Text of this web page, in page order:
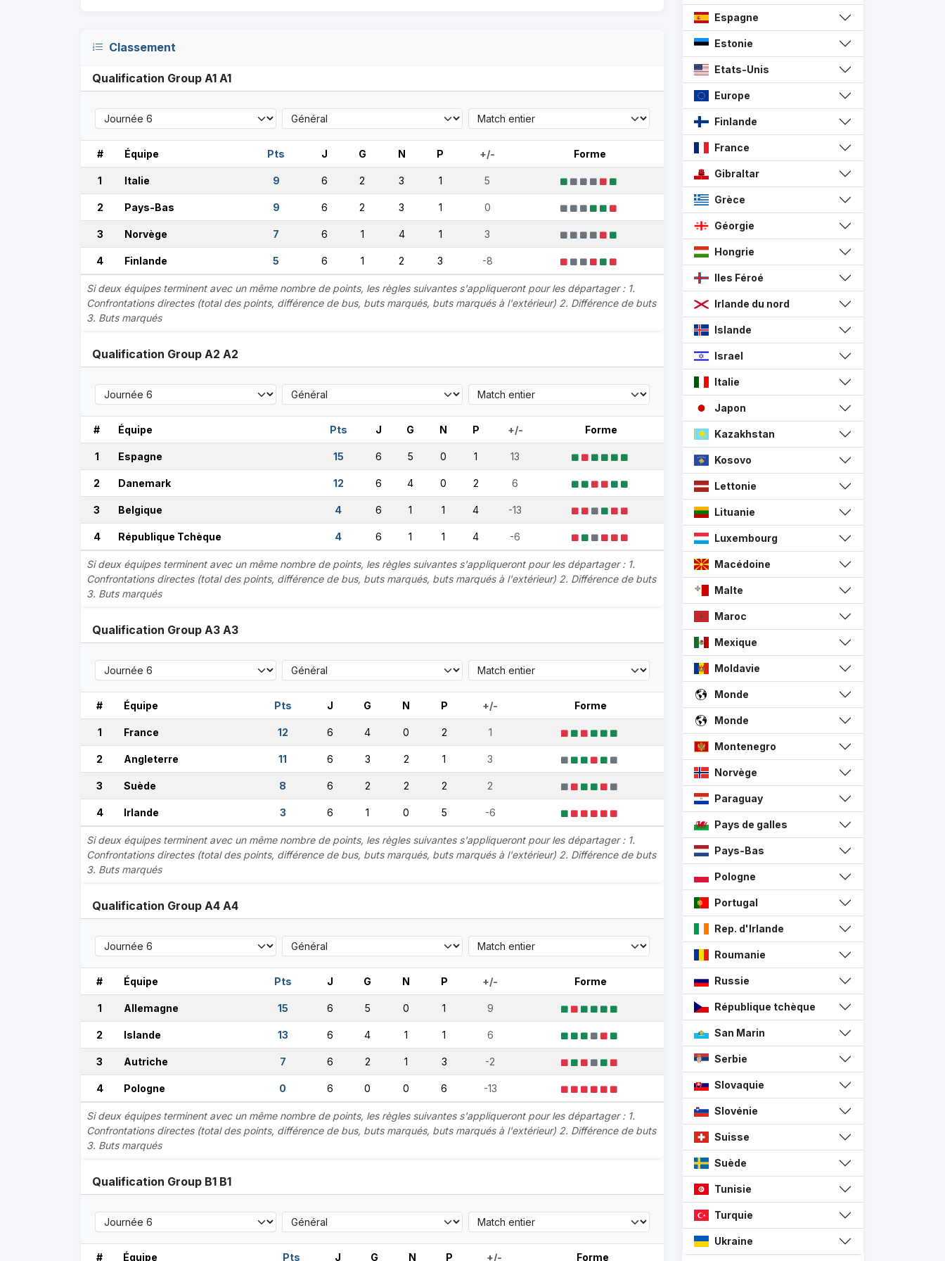
Classement
Qualification Group A1 A1
# Équipe Pts J G N P +/- Forme
1 Italie 9 6 2 3 1 5
2 Pays-Bas 9 6 2 3 1 0
3 Norvège 7 6 1 4 1 3
4 Finlande 5 6 1 2 3 -8
Si deux équipes terminent avec un même nombre de points, les règles suivantes s'appliqueront pour les départager : 1.
Confrontations directes (total des points, différence de bus, buts marqués, buts marqués à l'extérieur) 2. Différence de buts
3. Buts marqués
Qualification Group A2 A2
# Équipe Pts J G N P +/- Forme
1 Espagne 15 6 5 0 1 13
2 Danemark 12 6 4 0 2 6
3 Belgique 4 6 1 1 4 -13
4 République Tchèque 4 6 1 1 4 -6
Si deux équipes terminent avec un même nombre de points, les règles suivantes s'appliqueront pour les départager : 1.
Confrontations directes (total des points, différence de bus, buts marqués, buts marqués à l'extérieur) 2. Différence de buts
3. Buts marqués
Qualification Group A3 A3
# Équipe Pts J G N P +/- Forme
1 France 12 6 4 0 2 1
2 Angleterre 11 6 3 2 1 3
3 Suède 8 6 2 2 2 2
4 Irlande 3 6 1 0 5 -6
Si deux équipes terminent avec un même nombre de points, les règles suivantes s'appliqueront pour les départager : 1.
Confrontations directes (total des points, différence de bus, buts marqués, buts marqués à l'extérieur) 2. Différence de buts
3. Buts marqués
Qualification Group A4 A4
# Équipe Pts J G N P +/- Forme
1 Allemagne 15 6 5 0 1 9
2 Islande 13 6 4 1 1 6
3 Autriche 7 6 2 1 3 -2
4 Pologne 0 6 0 0 6 -13
Si deux équipes terminent avec un même nombre de points, les règles suivantes s'appliqueront pour les départager : 1.
Confrontations directes (total des points, différence de bus, buts marqués, buts marqués à l'extérieur) 2. Différence de buts
3. Buts marqués
Qualification Group B1 B1
# Équipe Pts J G N P +/- Forme
Espagne
Estonie
Etats-Unis
Europe
Finlande
France
Gibraltar
Grèce
Géorgie
Hongrie
Iles Féroé
Irlande du nord
Islande
Israel
Italie
Japon
Kazakhstan
Kosovo
Lettonie
Lituanie
Luxembourg
Macédoine
Malte
Maroc
Mexique
Moldavie
Monde
Monde
Montenegro
Norvège
Paraguay
Pays de galles
Pays-Bas
Pologne
Portugal
Rep. d'Irlande
Roumanie
Russie
République tchèque
San Marin
Serbie
Slovaquie
Slovénie
Suisse
Suède
Tunisie
Turquie
Ukraine